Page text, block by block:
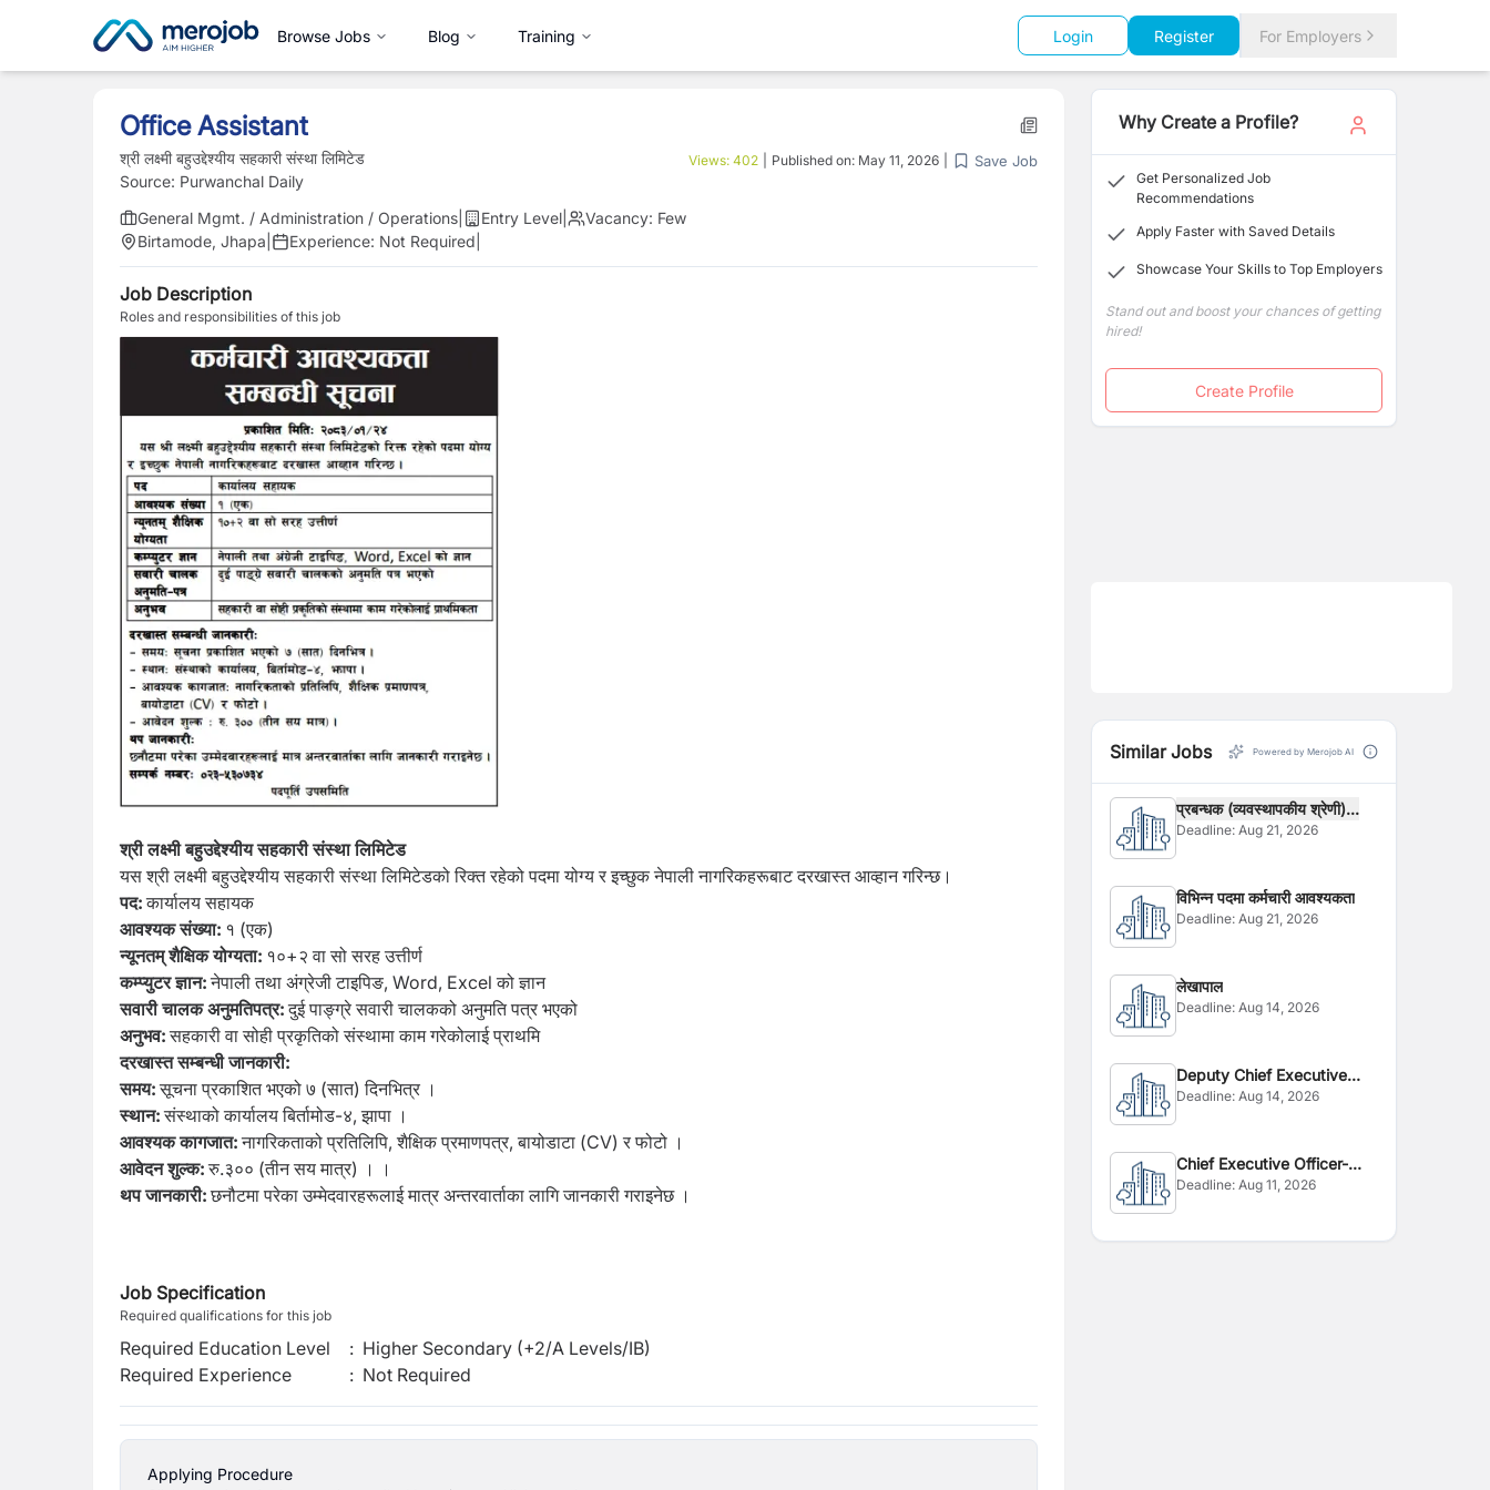
Browse Jobs Blog Training Login Register For Employers
Office Assistant
श्री लक्ष्मी बहुउद्देश्यीय सहकारी संस्था लिमिटेड
Source: Purwanchal Daily
Views: 402 Published on: May 11, 2026 Save Job
General Mgmt. / Administration / Operations Entry Level Vacancy: Few
Birtamode, Jhapa
Experience: Not Required
Job Description
Roles and responsibilities of this job
श्री लक्ष्मी बहुउद्देश्यीय सहकारी संस्था लिमिटेड
यस श्री लक्ष्मी बहुउद्देश्यीय सहकारी संस्था लिमिटेडको रिक्त रहेको पदमा योग्य र इच्छुक नेपाली नागरिकहरूबाट दरखास्त आव्हान गरिन्छ।
पद: कार्यालय सहायक
आवश्यक संख्या: १ (एक)
न्यूनतम् शैक्षिक योग्यता: १०+२ वा सो सरह उत्तीर्ण
कम्प्युटर ज्ञान: नेपाली तथा अंग्रेजी टाइपिङ, Word, Excel को ज्ञान
सवारी चालक अनुमतिपत्र: दुई पाङ्ग्रे सवारी चालकको अनुमति पत्र भएको
अनुभव:सहकारी वा सोही प्रकृतिको संस्थामा काम गरेकोलाई प्राथमि
दरखास्त सम्बन्धी जानकारी:
समय:सूचना प्रकाशित भएको ७ (सात) दिनभित्र ।
स्थान: संस्थाको कार्यालय बिर्तामोड-४, झापा ।
आवश्यक कागजात:नागरिकताको प्रतिलिपि, शैक्षिक प्रमाणपत्र, बायोडाटा (CV) र फोटो ।
आवेदन शुल्क:रु.३०० (तीन सय मात्र) । ।
थप जानकारी:छनौटमा परेका उम्मेदवारहरूलाई मात्र अन्तरवार्ताका लागि जानकारी गराइनेछ ।
Job Specification
Required qualifications for this job
Required Education Level : Higher Secondary (+2/A Levels/IB)
Required Experience
: Not Required
Applying Procedure
Why Create a Profile?
Get Personalized Job
Recommendations
Apply Faster with Saved Details
Showcase Your Skills to Top Employers
Stand out and boost your chances of getting
hired!
Create Profile
Similar Jobs Powered by Merojob AI
प्रबन्धक (व्यवस्थापकीय श्रेणी)...
Deadline:Aug 21, 2026
विभिन्न पदमा कर्मचारी आवश्यकता
Deadline:Aug 21, 2026
लेखापाल
Deadline:Aug 14, 2026
Deputy Chief Executive
Officer
Deadline:Aug 14, 2026
Chief Executive Officer-
CEO
Deadline:Aug 11, 2026